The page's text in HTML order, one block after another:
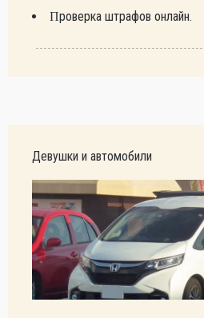
Проверка штрафов онлайн.
Девушки и автомобили